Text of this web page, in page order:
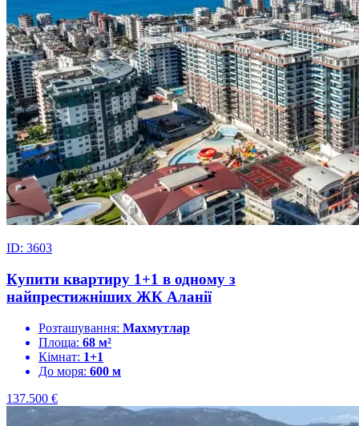
ID: 3603
Купити квартиру 1+1 в одному з
найпрестижніших ЖК Аланії
Розташування: Махмутлар
Площа: 68 м²
Кімнат: 1+1
До моря: 600 м
137.500 €